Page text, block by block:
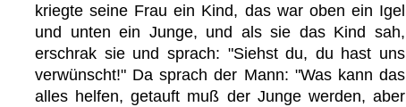
kriegte seine Frau ein Kind, das war oben ein Igel
und unten ein Junge, und als sie das Kind sah,
erschrak sie und sprach: "Siehst du, du hast uns
verwünscht!" Da sprach der Mann: "Was kann das
alles helfen, getauft muß der Junge werden, aber